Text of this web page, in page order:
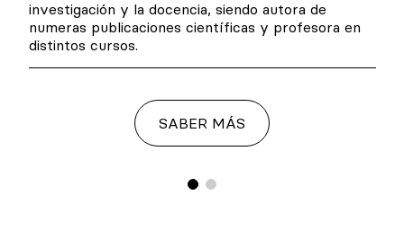
investigación y la docencia, siendo autora de
numeras publicaciones científicas y profesora en
distintos cursos.
SABER MÁS